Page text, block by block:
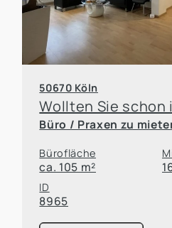
50670 Köln
Büro / Praxen zu
Bürofläche
ca. 105 m²
ID
8965